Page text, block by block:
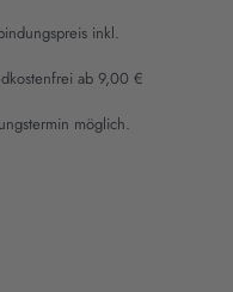
inkl.
ab 9,00 €
möglich.